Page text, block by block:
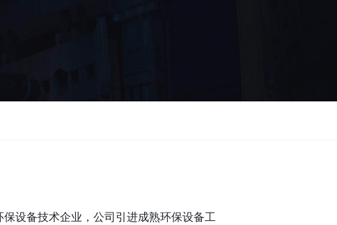
保设备技术企业，公司引进成熟环保设备工